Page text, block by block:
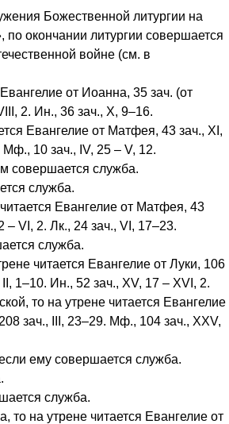
Божественной литургии на
окончании литургии совершается
войне (см. в
от Иоанна, 35 зач. (от
2. Ин., 36 зач., X, 9–16.
Евангелие от Матфея, 43 зач., XI,
Мф., 10 зач., IV, 25 – V, 12.
совершается служба.
служба.
Евангелие от Матфея, 43
– VI, 2. Лк., 24 зач., VI, 17–23.
служба.
читается Евангелие от Луки, 106
1–10. Ин., 52 зач., XV, 17 – XVI, 2.
то на утрене читается Евангелие
зач., III, 23–29. Мф., 104 зач., XXV,
ему совершается служба.
служба.
на утрене читается Евангелие от